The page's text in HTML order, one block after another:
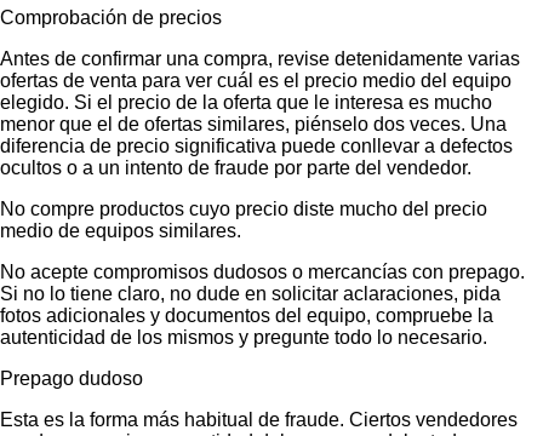
Comprobación de precios
Antes de confirmar una compra, revise detenidamente varias
ofertas de venta para ver cuál es el precio medio del equipo
elegido. Si el precio de la oferta que le interesa es mucho
menor que el de ofertas similares, piénselo dos veces. Una
diferencia de precio significativa puede conllevar a defectos
ocultos o a un intento de fraude por parte del vendedor.
No compre productos cuyo precio diste mucho del precio
medio de equipos similares.
No acepte compromisos dudosos o mercancías con prepago.
Si no lo tiene claro, no dude en solicitar aclaraciones, pida
fotos adicionales y documentos del equipo, compruebe la
autenticidad de los mismos y pregunte todo lo necesario.
Prepago dudoso
Esta es la forma más habitual de fraude. Ciertos vendedores